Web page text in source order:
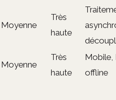
Moyenne
Très
haute
Moyenne
Très
haute
Mobile,
offline